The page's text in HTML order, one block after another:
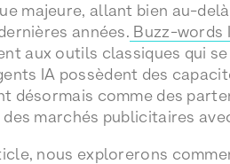
majeure, allant bien au-
années. Buzz-words
aux outils classiques qui
IA possèdent des
désormais comme des
des marchés publicitaires
nous explorerons